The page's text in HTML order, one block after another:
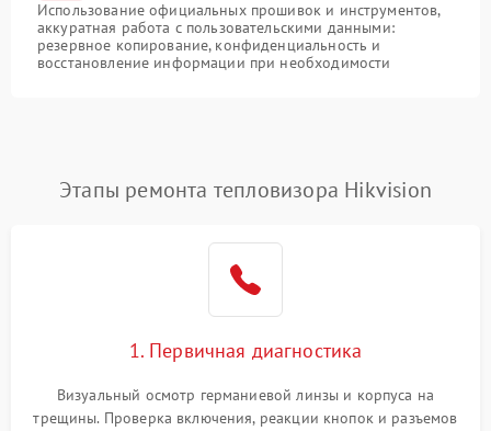
Использование официальных прошивок и инструментов,
аккуратная работа с пользовательскими данными:
резервное копирование, конфиденциальность и
восстановление информации при необходимости
Этапы ремонта тепловизора Hikvision
1. Первичная диагностика
Визуальный осмотр германиевой линзы и корпуса на
трещины. Проверка включения, реакции кнопок и разъемов